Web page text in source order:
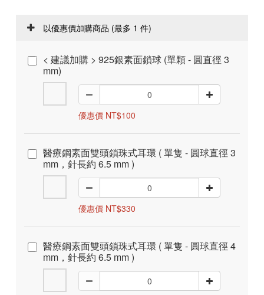
以優惠價加購商品 (最多 1 件)
< 建議加購 > 925銀素面鎖球 (單顆 - 圓直徑 3
mm)
優惠價 NT$100
醫療鋼素面雙頭鎖珠式耳環 ( 單隻 - 圓球直徑 3
mm，針長約 6.5 mm )
優惠價 NT$330
醫療鋼素面雙頭鎖珠式耳環 ( 單隻 - 圓球直徑 4
mm，針長約 6.5 mm )